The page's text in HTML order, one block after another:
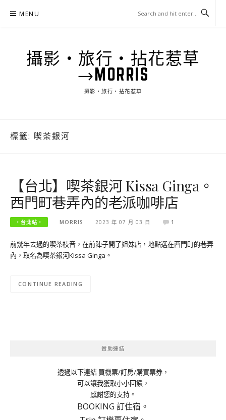
MENU
攝影‧旅行‧拈花惹草
→MORRIS
攝影‧旅行‧拈花惹草
標籤: 喫茶銀河
【台北】喫茶銀河 Kissa Ginga。
西門町巷弄內的老派咖啡店
‧台北站‧ MORRIS 2023 年 07 月 03 日 1
前幾年去過的喫茶枝音，在前陣子開了姐妹店，地點選在西門町的巷弄
內，取名為喫茶銀河Kissa Ginga。
CONTINUE READING
贊助連結
透過以下連結 買機票/訂房/購買票券，
可以讓我獲取小小回饋，
感謝您的支持。
BOOKING 訂住宿。